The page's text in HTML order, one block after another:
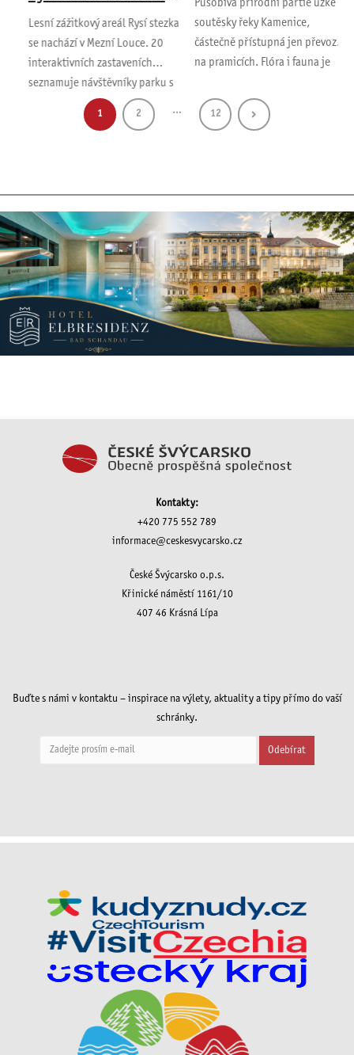
Louce
Lesní zážitkový areál Rysí stezka
se nachází v Mezní Louce. 20
interaktivních zastaveních
seznamuje návštěvníky parku s
problematikou péče o zdejší
Působivá přírodní partie úzké
soutěsky řeky Kamenice,
částečně přístupná jen převozem
na pramicích. Flóra i fauna je
soutěsce.…
1 2 … 12
Kontakty:
+420 775 552 789
informace@ceskesvycarsko.cz
České Švýcarsko o.p.s.
Křinické náměstí 1161/10
407 46 Krásná Lípa
Buďte s námi v kontaktu – inspirace na výlety, aktuality a tipy přímo do vaší
schránky.
Odebírat